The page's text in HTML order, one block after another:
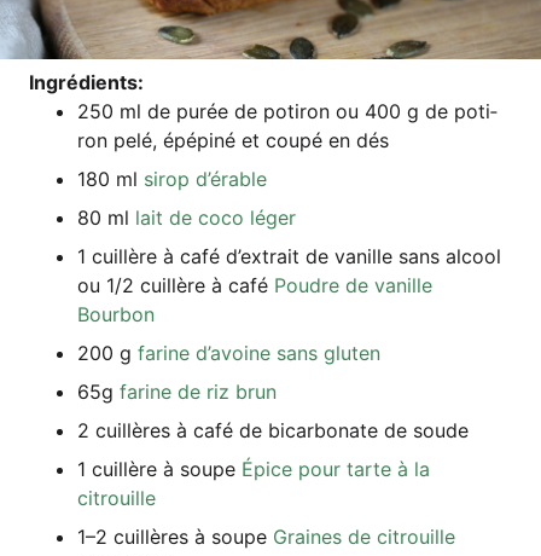
Ing­ré­di­ents:
250 ml de purée de poti­ron ou 400 g de poti­
ron pelé, épé­pi­né et cou­pé en dés
180 ml sirop d’é­ra­ble
80 ml lait de coco léger
1 cuil­lè­re à café d’ex­trait de vanil­le sans alcool
ou 1/2 cuil­lè­re à café Poud­re de vanil­le
Bourbon
200 g fari­ne d’a­voi­ne sans gluten
65g fari­ne de riz brun
2 cuil­lè­res à café de bicar­bo­na­te de soude
1 cuil­lè­re à sou­pe Épi­ce pour tar­te à la
citrouille
1–2 cuil­lè­res à sou­pe Grai­nes de citrouil­le